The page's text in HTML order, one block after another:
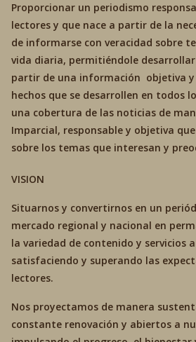
Proporcionar un periodismo
lectores y que nace a partir de la
de informarse con veracidad sobre
vida diaria, permitiéndole
partir de una información objetiva
hechos que se desarrollen en todos
una cobertura de las noticias de
Imparcial, responsable y objetiva
sobre los temas que interesan y
VISION
Situarnos y convertirnos en un
mercado regional y nacional en
la variedad de contenido y servicios
satisfaciendo y superando las
lectores.
Nos proyectamos de manera
constante renovación y abiertos a